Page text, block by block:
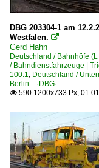
Bw
BR 436 |
BR 706 |
BR 741.1 |
BR 741.6 |
BR 744 |
9902, 9903 |
2012
2013
2014
2015
2017
2018
2019
DBG 203304-1 am
Westfalen. 
Gerd Hahn
Deutschland / Bahnhöfe
/ Bahndienstfahrzeuge |
100.1, Deutschland /
Berlin ·DBG·
 590 1200x733 Px,